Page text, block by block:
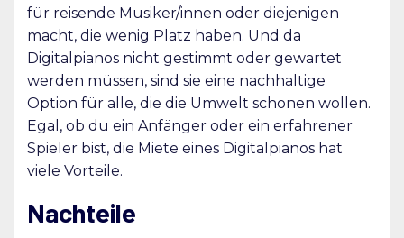
für reisende Musiker/innen oder diejenigen
macht, die wenig Platz haben. Und da
Digitalpianos nicht gestimmt oder gewartet
werden müssen, sind sie eine nachhaltige
Option für alle, die die Umwelt schonen wollen.
Egal, ob du ein Anfänger oder ein erfahrener
Spieler bist, die Miete eines Digitalpianos hat
viele Vorteile.
Nachteile